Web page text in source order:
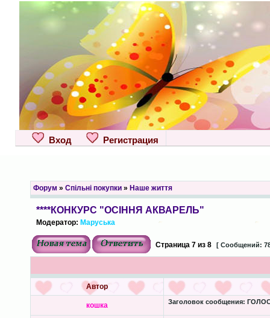
Вход Регистрация
Форум » Спільні покупки» Наше життя
****КОНКУРС "ОСІННЯ АКВАРЕЛЬ"
Модератор: Маруська
Страница 7из 8 [ Сообщений:
Автор
кошка Заголовок сообщения: